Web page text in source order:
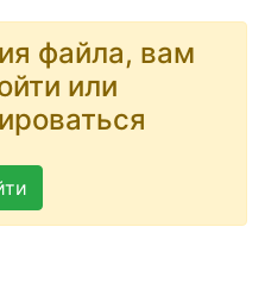
файла, вам
или